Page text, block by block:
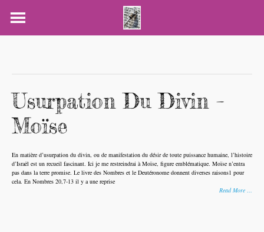
Usurpation Du Divin –
Moïse
En matière d’usurpation du divin, ou de manifestation du désir de toute puissance humaine, l’histoire
d’Israël est un recueil fascinant. Ici je me restreindrai à Moïse, figure emblématique. Moïse n’entra
pas dans la terre promise. Le livre des Nombres et le Deutéronome donnent diverses raisons1 pour
cela. En Nombres 20,7-13 il y a une reprise
Read More …